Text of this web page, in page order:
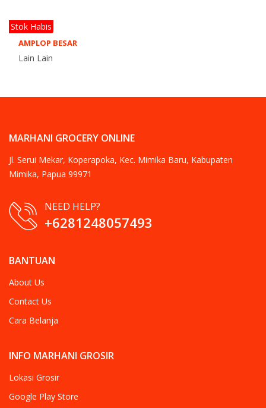
AMPLOP BESAR
Lain Lain
Stok Habis
MARHANI GROCERY ONLINE
Jl. Serui Mekar, Koperapoka, Kec. Mimika Baru, Kabupaten
Mimika, Papua 99971
NEED HELP?
+6281248057493
BANTUAN
About Us
Contact Us
Cara Belanja
INFO MARHANI GROSIR
Lokasi Grosir
Google Play Store